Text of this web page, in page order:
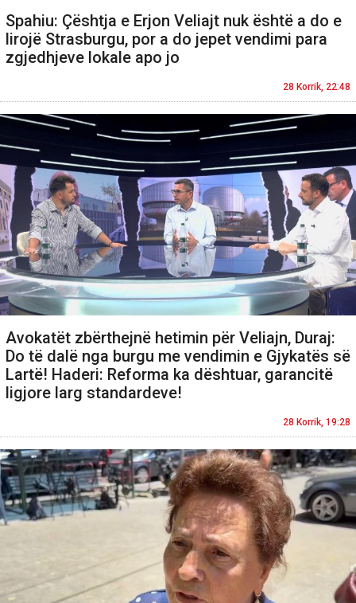
Spahiu: Çështja e Erjon Veliajt nuk është a do e
lirojë Strasburgu, por a do jepet vendimi para
zgjedhjeve lokale apo jo
28 Korrik, 22:48
Avokatët zbërthejnë hetimin për Veliajn, Duraj:
Do të dalë nga burgu me vendimin e Gjykatës së
Lartë! Haderi: Reforma ka dështuar, garancitë
ligjore larg standardeve!
28 Korrik, 19:28